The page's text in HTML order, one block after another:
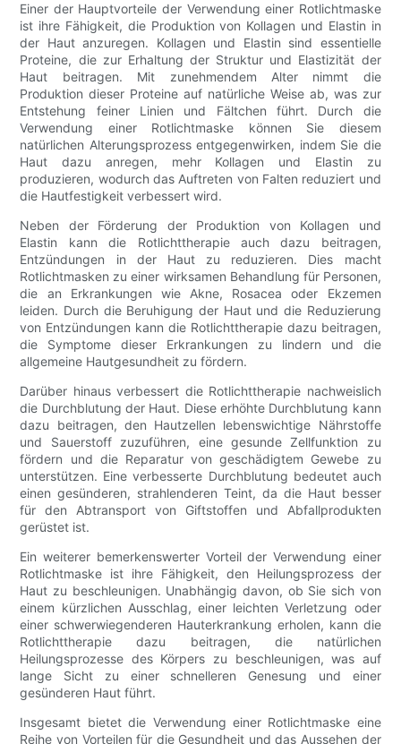
Einer der Hauptvorteile der Verwendung einer Rotlichtmaske
ist ihre Fähigkeit, die Produktion von Kollagen und Elastin in
der Haut anzuregen. Kollagen und Elastin sind essentielle
Proteine, die zur Erhaltung der Struktur und Elastizität der
Haut beitragen. Mit zunehmendem Alter nimmt die
Produktion dieser Proteine ​​auf natürliche Weise ab, was zur
Entstehung feiner Linien und Fältchen führt. Durch die
Verwendung einer Rotlichtmaske können Sie diesem
natürlichen Alterungsprozess entgegenwirken, indem Sie die
Haut dazu anregen, mehr Kollagen und Elastin zu
produzieren, wodurch das Auftreten von Falten reduziert und
die Hautfestigkeit verbessert wird.
Neben der Förderung der Produktion von Kollagen und
Elastin kann die Rotlichttherapie auch dazu beitragen,
Entzündungen in der Haut zu reduzieren. Dies macht
Rotlichtmasken zu einer wirksamen Behandlung für Personen,
die an Erkrankungen wie Akne, Rosacea oder Ekzemen
leiden. Durch die Beruhigung der Haut und die Reduzierung
von Entzündungen kann die Rotlichttherapie dazu beitragen,
die Symptome dieser Erkrankungen zu lindern und die
allgemeine Hautgesundheit zu fördern.
Darüber hinaus verbessert die Rotlichttherapie nachweislich
die Durchblutung der Haut. Diese erhöhte Durchblutung kann
dazu beitragen, den Hautzellen lebenswichtige Nährstoffe
und Sauerstoff zuzuführen, eine gesunde Zellfunktion zu
fördern und die Reparatur von geschädigtem Gewebe zu
unterstützen. Eine verbesserte Durchblutung bedeutet auch
einen gesünderen, strahlenderen Teint, da die Haut besser
für den Abtransport von Giftstoffen und Abfallprodukten
gerüstet ist.
Ein weiterer bemerkenswerter Vorteil der Verwendung einer
Rotlichtmaske ist ihre Fähigkeit, den Heilungsprozess der
Haut zu beschleunigen. Unabhängig davon, ob Sie sich von
einem kürzlichen Ausschlag, einer leichten Verletzung oder
einer schwerwiegenderen Hauterkrankung erholen, kann die
Rotlichttherapie dazu beitragen, die natürlichen
Heilungsprozesse des Körpers zu beschleunigen, was auf
lange Sicht zu einer schnelleren Genesung und einer
gesünderen Haut führt.
Insgesamt bietet die Verwendung einer Rotlichtmaske eine
Reihe von Vorteilen für die Gesundheit und das Aussehen der